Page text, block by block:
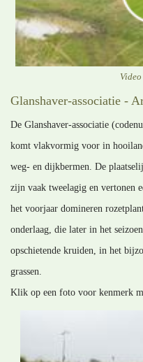
Glanshaver-associatie -
De Glanshaver-associatie
komt vlakvormig voor in
weg- en dijkbermen. De
zijn vaak tweelagig en vertonen
het voorjaar domineren
onderlaag, die later in het
opschietende kruiden, in het
grassen.
Klik op een foto voor kenmerk